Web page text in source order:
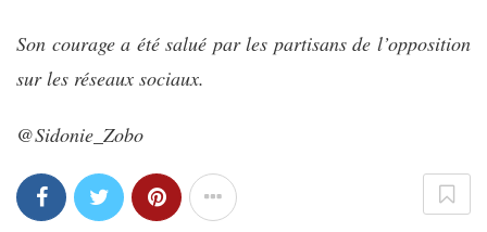
Son courage a été salué par les partisans de l’opposition
sur les réseaux sociaux.
@Sidonie_Zobo